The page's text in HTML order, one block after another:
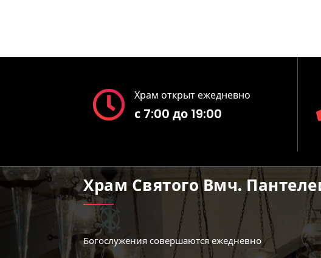
Храм открыт ежедневно
с 7:00 до 19:00
Храм Святого Вмч.
Богослужения совершаются ежедневно